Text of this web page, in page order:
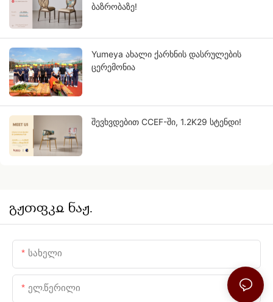
ბაზრობაზე!
Yumeya ახალი ქარხნის დასრულების
ცერემონია
შევხვდებით CCEF-ში, 1.2K29 სტენდი!
გჟთფკჲ ნაჟ.
Სახელი
Ელ.წერილი